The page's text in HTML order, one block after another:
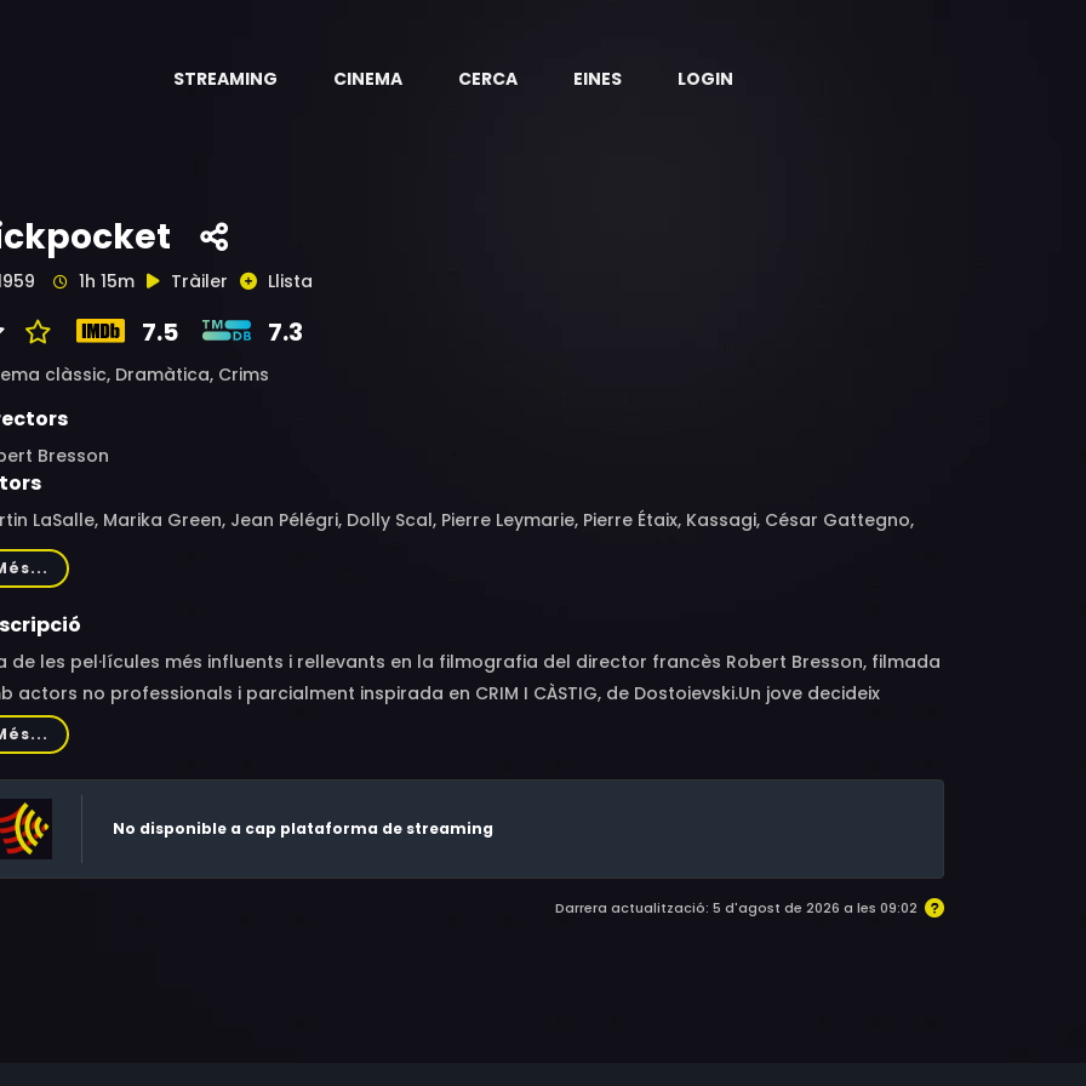
STREAMING CINEMA CERCA EINES LOGIN
1h 15m Tràiler Llista
7.5 7.3
clàssic, Dramàtica, Crims
Bresson
LaSalle, Marika Green, Jean Pélégri, Dolly Scal, Pierre Leymarie, Pierre Étaix, Kassagi, César Gattegno,
Saint-Just, Dominique Zardi
de les pel·lícules més influents i rellevants en la filmografia del director francès Robert Bresson, filmada
actors no professionals i parcialment inspirada en CRIM I CÀSTIG, de Dostoievski.Un jove decideix
l'experiència de robar carteres pel carrer. Tot i que és capturat ràpidament i la seva breu estada a
li permet reflexionar sobre la seva activitat criminal, un cop alliberat i després de la mort de la
mare, decideix convertir aquesta activitat en el seu art.
No disponible a cap plataforma de streaming
Darrera actualització: 5 d'agost de 2026 a les 09:02